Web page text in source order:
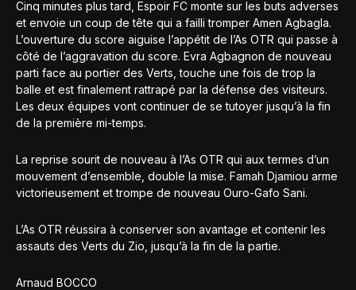
Cinq minutes plus tard, Espoir FC monte sur les buts adverses
et envoie un coup de tête qui a failli tromper Amen Agbagla.
L’ouverture du score aiguise l’appétit de l’As OTR qui passe à
côté de l’aggravation du score. Evra Agbagnon de nouveau
parti face au portier des Verts, touche une fois de trop la
balle et est finalement rattrapé par la défense des visiteurs.
Les deux équipes vont continuer de se tutoyer jusqu’à la fin
de la première mi-temps.
La reprise sourit de nouveau à l’As OTR qui aux termes d’un
mouvement d’ensemble, double la mise. Famah Djamiou arme
victorieusement et trompe de nouveau Ouro-Gafo Sani.
L’As OTR réussira à conserver son avantage et contenir les
assauts des Verts du Zio, jusqu’à la fin de la partie.
Arnaud BOCCO